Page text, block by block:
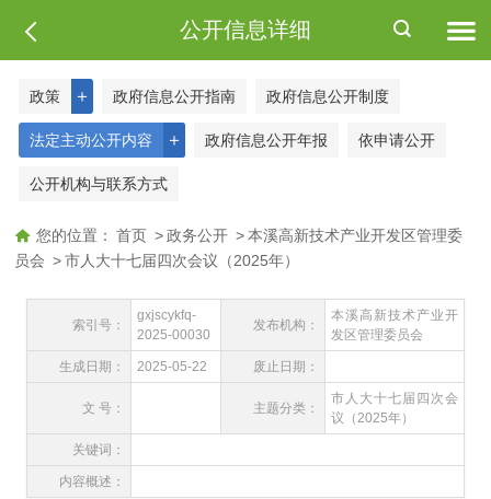
公开信息详细
＋
政策 政府信息公开指南 政府信息公开制度
＋
法定主动公开内容 政府信息公开年报 依申请公开
公开机构与联系方式
您的位置： 首页 > 政务公开 > 本溪高新技术产业开发区管理委
员会 > 市人大十七届四次会议（2025年）
索引号：
gxjscykfq-
2025-00030
发布机构：
本溪高新技术产业开
发区管理委员会
生成日期： 2025-05-22 废止日期：
文 号： 主题分类：
市人大十七届四次会
议（2025年）
关键词：
内容概述：